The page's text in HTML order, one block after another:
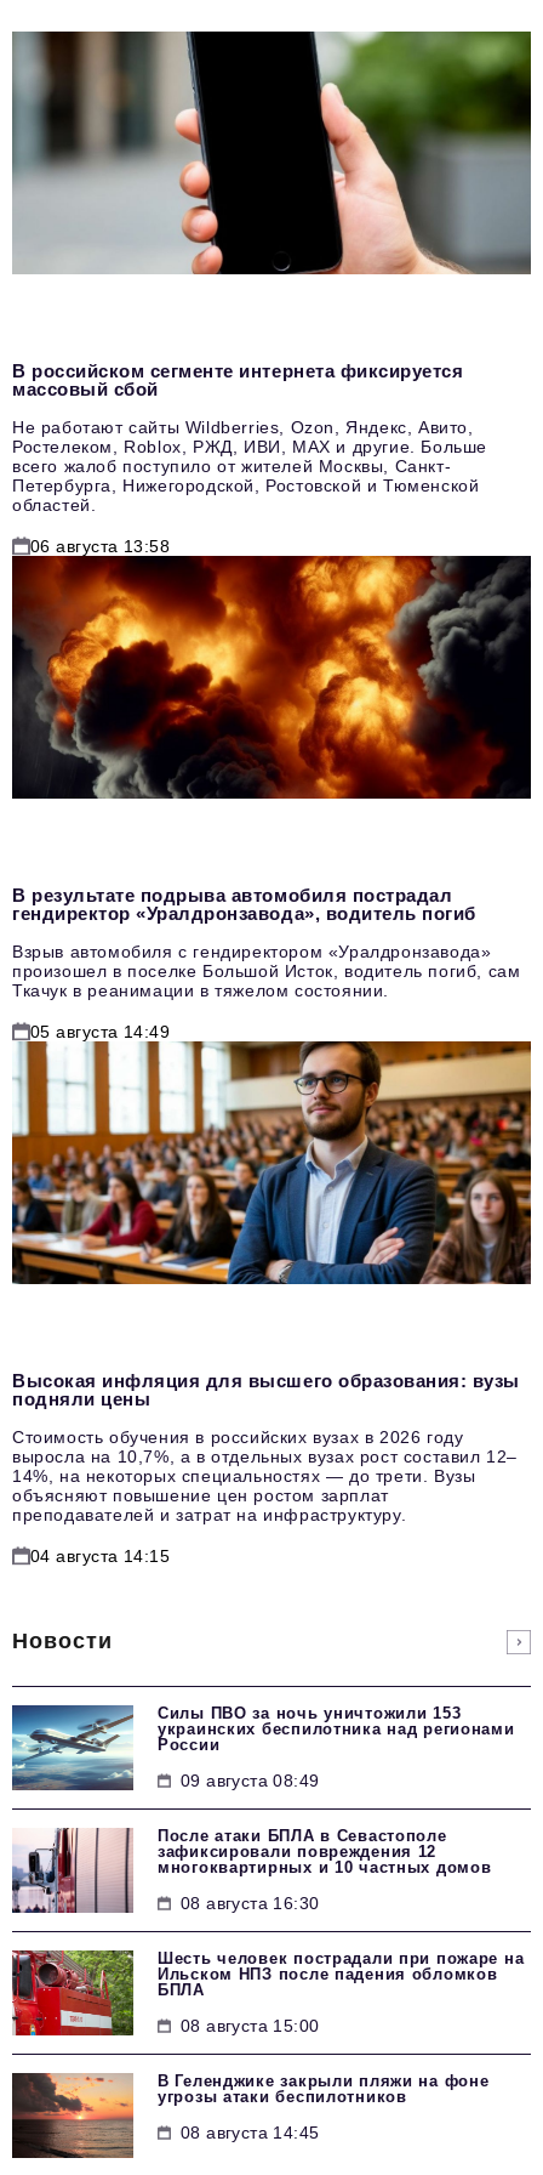
В российском сегменте интернета фиксируется
массовый сбой
Не работают сайты Wildberries, Ozon, Яндекс, Авито,
Ростелеком, Roblox, РЖД, ИВИ, MAX и другие. Больше
всего жалоб поступило от жителей Москвы, Санкт-
Петербурга, Нижегородской, Ростовской и Тюменской
областей.
06 августа 13:58
В результате подрыва автомобиля пострадал
гендиректор «Уралдронзавода», водитель погиб
Взрыв автомобиля с гендиректором «Уралдронзавода»
произошел в поселке Большой Исток, водитель погиб, сам
Ткачук в реанимации в тяжелом состоянии.
05 августа 14:49
Высокая инфляция для высшего образования: вузы
подняли цены
Стоимость обучения в российских вузах в 2026 году
выросла на 10,7%, а в отдельных вузах рост составил 12–
14%, на некоторых специальностях — до трети. Вузы
объясняют повышение цен ростом зарплат
преподавателей и затрат на инфраструктуру.
04 августа 14:15
Новости
Силы ПВО за ночь уничтожили 153
украинских беспилотника над регионами
России
09 августа 08:49
После атаки БПЛА в Севастополе
зафиксировали повреждения 12
многоквартирных и 10 частных домов
08 августа 16:30
Шесть человек пострадали при пожаре на
Ильском НПЗ после падения обломков
БПЛА
08 августа 15:00
В Геленджике закрыли пляжи на фоне
угрозы атаки беспилотников
08 августа 14:45